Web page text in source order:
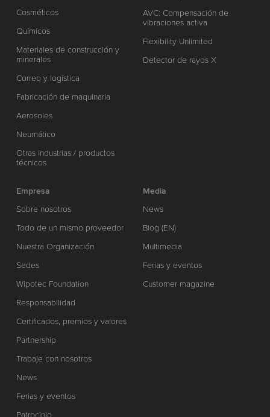
Cosméticos
Químicos
Materiales de construcción y
minerales
Correo y logística
Fabricación de maquinaria
Aerosoles
Neumático
Otras industrias / productos
técnicos
AVC: Compensación de
vibraciones activa
Flexibility Unlimited
Detector de rayos X
Empresa
Sobre nosotros
Todo de un mismo proveedor
Nuestra Organización
Sedes
Wipotec Foundation
Responsabilidad
Certificados, premios y valores
Partnership
Trabaje con nosotros
News
Ferias y eventos
Patrocinio
Media
News
Blog (EN)
Multimedia
Ferias y eventos
Customer magazine